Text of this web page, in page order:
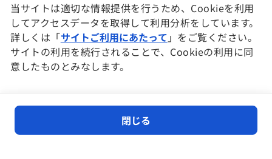
ホームに移動
当サイトは適切な情報提供を行うため、Cookieを利用
してアクセスデータを取得して利用分析をしています。
詳しくは「サイトご利用にあたって 」をご覧ください。
サイトの利用を続行されることで、Cookieの利用に同
意したものとみなします。
閉じる